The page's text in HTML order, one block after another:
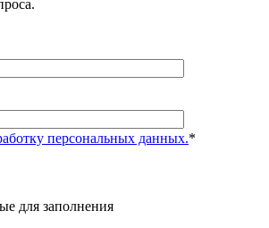
персональных данных.*
для заполнения